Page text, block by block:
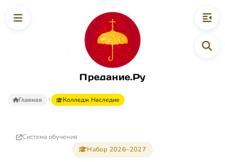
Предание.Ру
Главная Колледж Наследие
Система обучения
Набор 2026–2027